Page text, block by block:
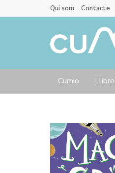
Qui som Contacte
Cumio